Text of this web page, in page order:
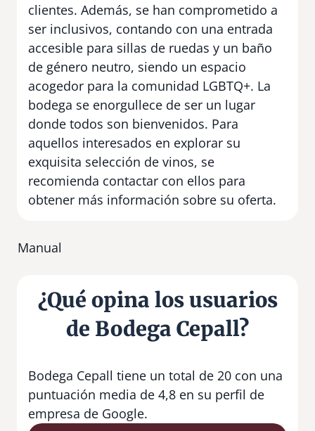
clientes. Además, se han comprometido a
ser inclusivos, contando con una entrada
accesible para sillas de ruedas y un baño
de género neutro, siendo un espacio
acogedor para la comunidad LGBTQ+. La
bodega se enorgullece de ser un lugar
donde todos son bienvenidos. Para
aquellos interesados en explorar su
exquisita selección de vinos, se
recomienda contactar con ellos para
obtener más información sobre su oferta.
Manual
¿Qué opina los usuarios
de Bodega Cepall?
Bodega Cepall tiene un total de 20 con una
puntuación media de 4,8 en su perfil de
empresa de Google.